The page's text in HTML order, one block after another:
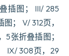
插图； III/ 285
； V/ 312页，
张折叠插图；
IX/ 308页，29